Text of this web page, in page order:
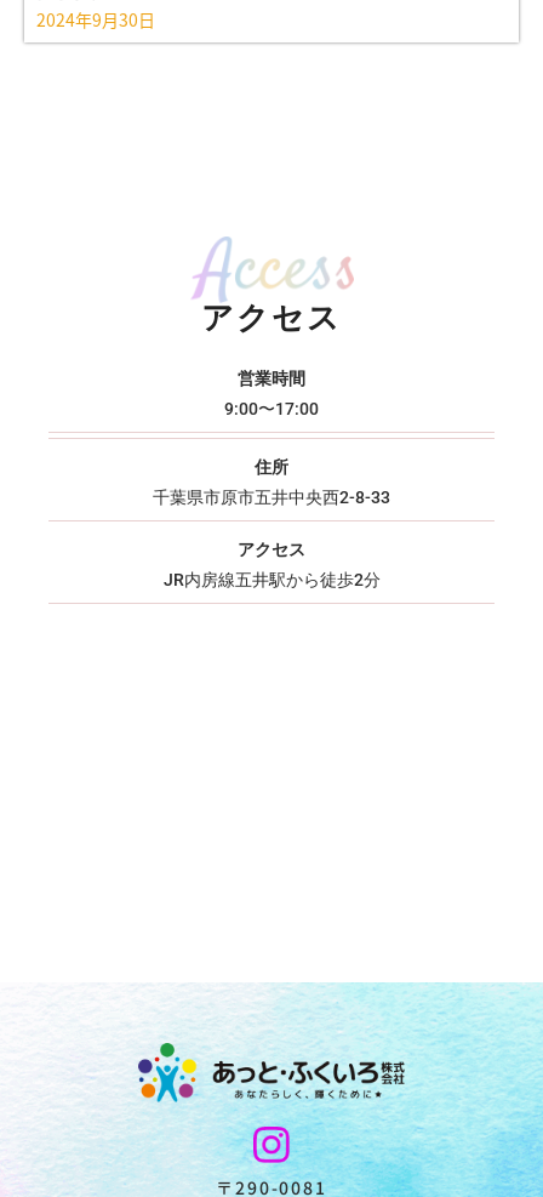
2024年9月30日
アクセス
営業時間
9:00〜17:00
住所
千葉県市原市五井中央西2-8-33
アクセス
JR内房線五井駅から徒歩2分
〒290-0081